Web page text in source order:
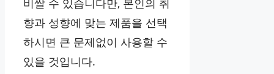
향과 성향에 맞는 제품을 선택
하시면 큰 문제없이 사용할 수
있을 것입니다.